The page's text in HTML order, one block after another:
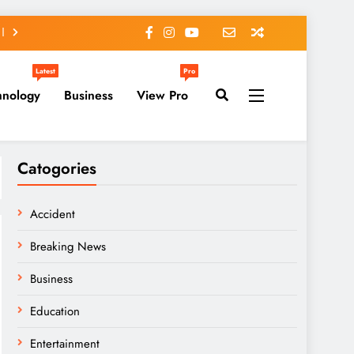
Latest
Business View Pro
Pro
Catogories
Accident
Breaking News
Business
Education
Entertainment